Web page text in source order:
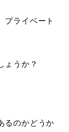
プライベート
ょうか？
るのかどうか